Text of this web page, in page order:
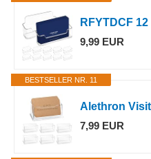
9,99 EUR
BESTSELLER NR. 11
7,99 EUR